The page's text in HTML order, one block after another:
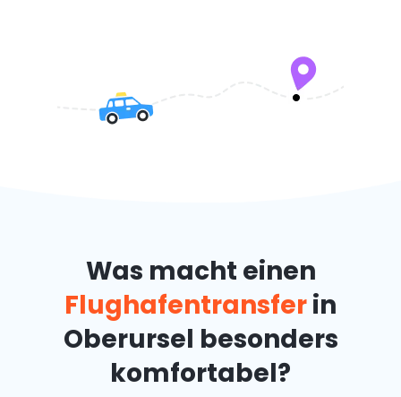
Was macht einen
Flughafentransferin
Oberursel besonders
komfortabel?